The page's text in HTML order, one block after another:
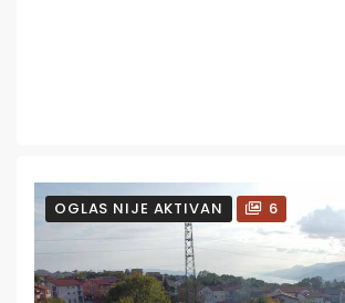
OGLAS NIJE AKTIVAN 6